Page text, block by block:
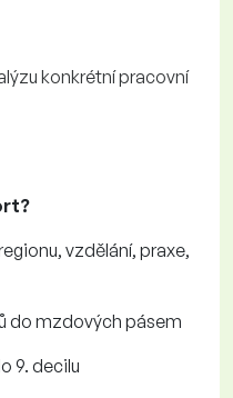
konkrétní pracovní
vzdělání, praxe,
do mzdových pásem
9. decilu